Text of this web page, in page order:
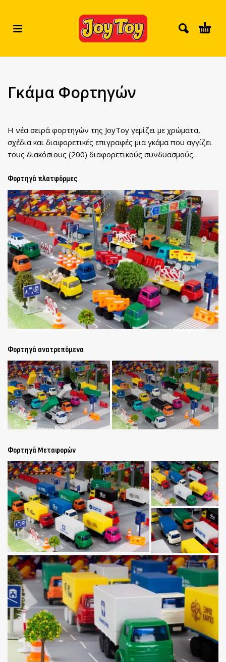
Γκάμα Φορτηγών
Η νέα σειρά φορτηγών της JoyToy γεμίζει με χρώματα,
σχέδια και διαφορετικές επιγραφές μια γκάμα που αγγίζει
τους διακόσιους (200) διαφορετικούς συνδυασμούς.
Φορτηγά πλατφόρμες
Φορτηγά ανατρεπόμενα
Φορτηγά Μεταφορών